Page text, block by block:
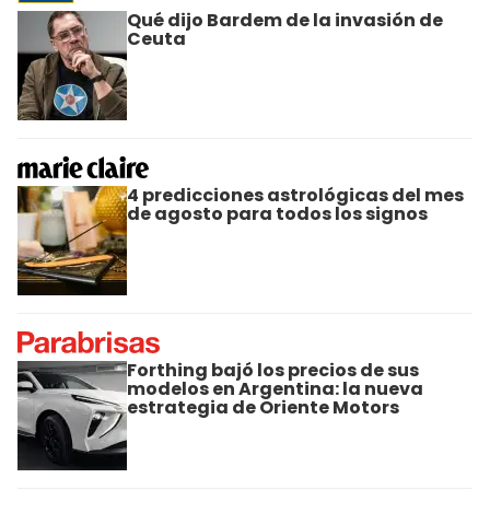
Qué dijo Bardem de la invasión de
Ceuta
4 predicciones astrológicas del mes
de agosto para todos los signos
Forthing bajó los precios de sus
modelos en Argentina: la nueva
estrategia de Oriente Motors